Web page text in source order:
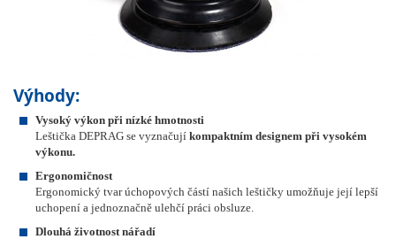
Výhody:
Vysoký výkon při nízké hmotnosti
Leštička DEPRAG se vyznačují kompaktním designem při vysokém
výkonu.
Ergonomičnost
Ergonomický tvar úchopových částí našich leštičky umožňuje její lepší
uchopení a jednoznačně ulehčí práci obsluze.
Dlouhá životnost nářadí